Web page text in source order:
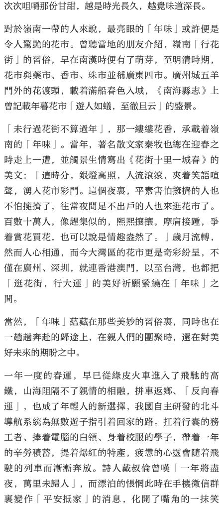
次次咀嚼那份甘甜，越是時光長久，越覺味道深長。
對於嶺南一帶的人來說，最亮眼的「年味」或許便是
令人驚艷的花市。曾聽當地的朋友介紹，嶺南「行花
街」的習俗，早在南漢時便有了萌芽，至明清時期，
花市與藥市、香市、珠市並稱廣東四市。廣州城五羊
門外的花渡頭，載着滿船春色入城，《南海縣志》上
曾記載年暮花市「遊人如蟻，至徹旦云」的盛景。
「未行過花街不算過年」，那一縷縷花香，承載着嶺
南的「年味」。當年，著名散文家秦牧也總在迎春之
時走上一遭，並觸景生情寫出《花街十里一城春》的
美文：「這時分，銀燈高照，人流滾滾，夾着笑語喧
聲，湧入花市彩門。這個夜裏，平素害怕擁擠的人也
不怕擁擠了，往常夜間足不出戶的人也來逛花市了。
百數十萬人，像趕集似的，熙熙攘攘，摩肩接踵，爭
着賞花買花，也可以說是情趣盎然了。」歲月流轉，
然而人心相通，而今大灣區的花市更是奇彩紛呈，不
僅在廣州、深圳，就連香港澳門，以至台灣，也都把
「逛花街，行大運」的美好祈願縈繞在「年味」之
間。
當然，「年味」蘊藏在那些美妙的習俗裏，同時也在
一趟趟奔赴的歸途上，在親人們的團聚時，還在對美
好未來的期盼之中。
一年一度的春運，早已從綠皮火車進入了飛馳的高
鐵，山海阻隔不了親情的相融，拼車返鄉、「反向春
運」，也成了年輕人的新選擇，我國自主研發的北斗
導航系統為無數遊子指引着回家的路。扛着行囊的務
工者、捧着電腦的白領、身着校服的學子，帶着一年
的辛勞積蓄，提着爆紅的特產，疲憊的心靈會隨着飛
駛的列車而漸漸奔放。詩人戴叔倫曾嘆「一年將盡
夜，萬里未歸人」，而漂泊的悵惘此時在手機微信群
裏變作「平安抵家」的消息，化開了嘴角的一抹笑